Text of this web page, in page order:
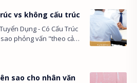
vs không cấu trúc
Dụng - Có Cấu Trúc
phỏng vấn "theo cảm
nhất? Học cách đánh
sao cho nhân văn